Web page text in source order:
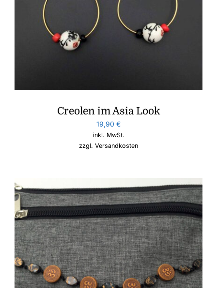
Creolen im Asia Look
19,90 €
inkl. MwSt.
zzgl. Versandkosten